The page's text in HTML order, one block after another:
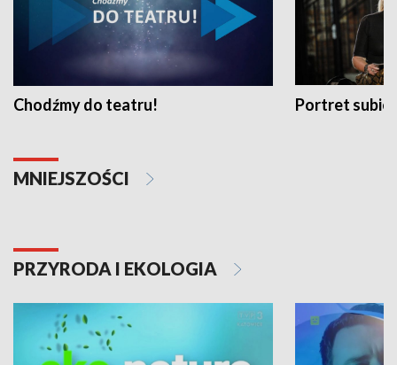
Chodźmy do teatru! Portret
MNIEJSZOŚCI
PRZYRODA I EKOLOGIA